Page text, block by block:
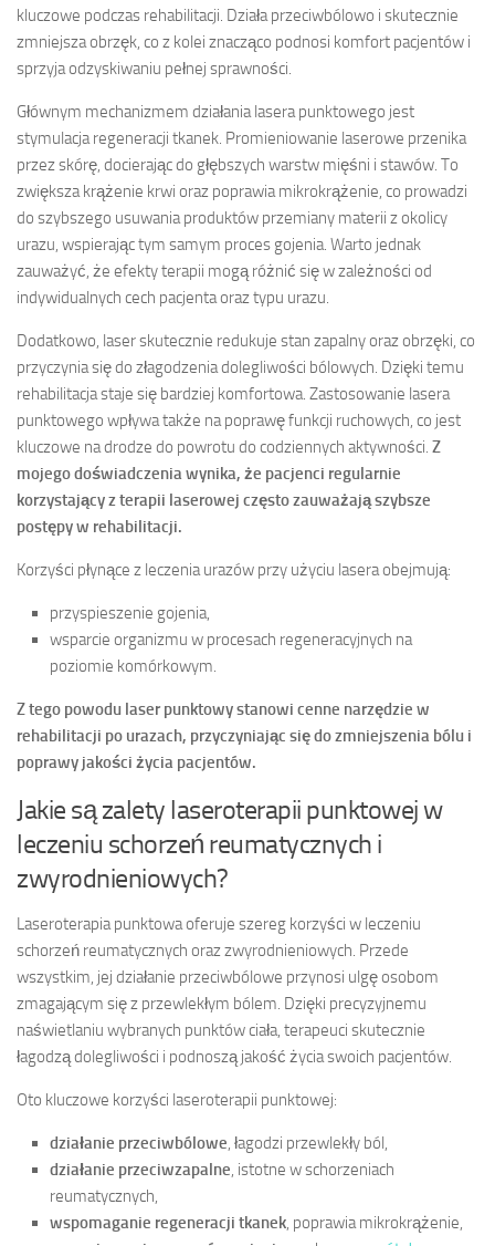
kluczowe podczas rehabilitacji. Działa przeciwbólowo i skutecznie
zmniejsza obrzęk, co z kolei znacząco podnosi komfort pacjentów i
sprzyja odzyskiwaniu pełnej sprawności.
Głównym mechanizmem działania lasera punktowego jest
stymulacja regeneracji tkanek. Promieniowanie laserowe przenika
przez skórę, docierając do głębszych warstw mięśni i stawów. To
zwiększa krążenie krwi oraz poprawia mikrokrążenie, co prowadzi
do szybszego usuwania produktów przemiany materii z okolicy
urazu, wspierając tym samym proces gojenia. Warto jednak
zauważyć, że efekty terapii mogą różnić się w zależności od
indywidualnych cech pacjenta oraz typu urazu.
Dodatkowo, laser skutecznie redukuje stan zapalny oraz obrzęki, co
przyczynia się do złagodzenia dolegliwości bólowych. Dzięki temu
rehabilitacja staje się bardziej komfortowa. Zastosowanie lasera
punktowego wpływa także na poprawę funkcji ruchowych, co jest
kluczowe na drodze do powrotu do codziennych aktywności. Z
mojego doświadczenia wynika, że pacjenci regularnie
korzystający z terapii laserowej często zauważają szybsze
postępy w rehabilitacji.
Korzyści płynące z leczenia urazów przy użyciu lasera obejmują:
przyspieszenie gojenia,
wsparcie organizmu w procesach regeneracyjnych na
poziomie komórkowym.
Z tego powodu laser punktowy stanowi cenne narzędzie w
rehabilitacji po urazach, przyczyniając się do zmniejszenia bólu i
poprawy jakości życia pacjentów.
Jakie są zalety laseroterapii punktowej w
leczeniu schorzeń reumatycznych i
zwyrodnieniowych?
Laseroterapia punktowa oferuje szereg korzyści w leczeniu
schorzeń reumatycznych oraz zwyrodnieniowych. Przede
wszystkim, jej działanie przeciwbólowe przynosi ulgę osobom
zmagającym się z przewlekłym bólem. Dzięki precyzyjnemu
naświetlaniu wybranych punktów ciała, terapeuci skutecznie
łagodzą dolegliwości i podnoszą jakość życia swoich pacjentów.
Oto kluczowe korzyści laseroterapii punktowej:
działanie przeciwbólowe, łagodzi przewlekły ból,
działanie przeciwzapalne, istotne w schorzeniach
reumatycznych,
wspomaganie regeneracji tkanek, poprawia mikrokrążenie,